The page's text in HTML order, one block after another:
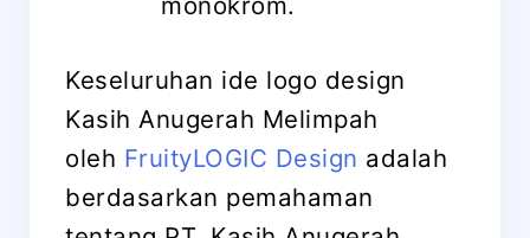
Keseluruhan ide logo design
Kasih Anugerah Melimpah
oleh FruityLOGIC Design adalah
berdasarkan pemahaman